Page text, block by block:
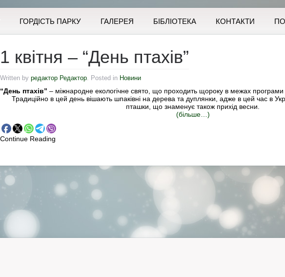
ГОРДІСТЬ ПАРКУ ГАЛЕРЕЯ БІБЛІОТЕКА КОНТАКТИ
1 квітня – “День птахів”
Written by редактор Редактор. Posted in Новини
“День птахів” – міжнародне екологічне свято, що проходить щороку в межах
Традиційно в цей день вішають шпаківні на дерева та дуплянки, адже в цей час в
пташки, що знаменує також прихід весни.
(більше…)
Continue Reading